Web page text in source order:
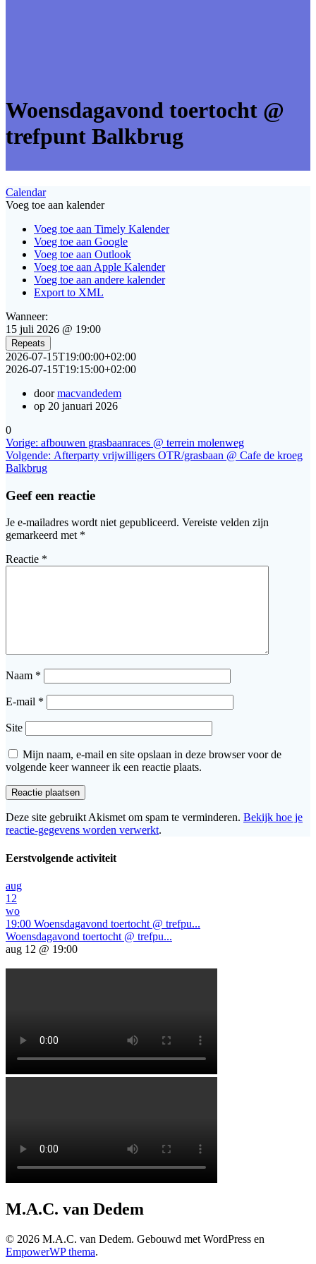
Woensdagavond toertocht @
trefpunt Balkbrug
Calendar
Voeg toe aan kalender
Voeg toe aan Timely Kalender
Voeg toe aan Google
Voeg toe aan Outlook
Voeg toe aan Apple Kalender
Voeg toe aan andere kalender
Export to XML
Wanneer:
15 juli 2026 @ 19:00
Repeats
2026-07-15T19:00:00+02:00
2026-07-15T19:15:00+02:00
doormacvandedem
op 20 januari 2026
0
Bericht
navigatie
Vorige: Vorig
bericht:
afbouwen grasbaanraces @ terrein molenweg
Volgende: Volgend
Afterparty vrijwilligers OTR/grasbaan @ Cafe de kroeg
Balkbrug
Geef een reactie
Je e-mailadres wordt niet gepubliceerd. Vereiste velden zijn
gemarkeerd met *
Reactie *
Naam *
E-mail *
Site
Mijn naam, e-mail en site opslaan in deze browser voor de
volgende keer wanneer ik een reactie plaats.
Deze site gebruikt Akismet om spam te verminderen. Bekijk hoe je
reactie-gegevens worden verwerkt.
Eerstvolgende activiteit
aug
12
wo
19:00 Woensdagavond toertocht @ trefpu...
Woensdagavond toertocht @ trefpu...
aug 12 @ 19:00
M.A.C. van Dedem
© 2026 M.A.C. van Dedem. Gebouwd met WordPress en
EmpowerWP thema.